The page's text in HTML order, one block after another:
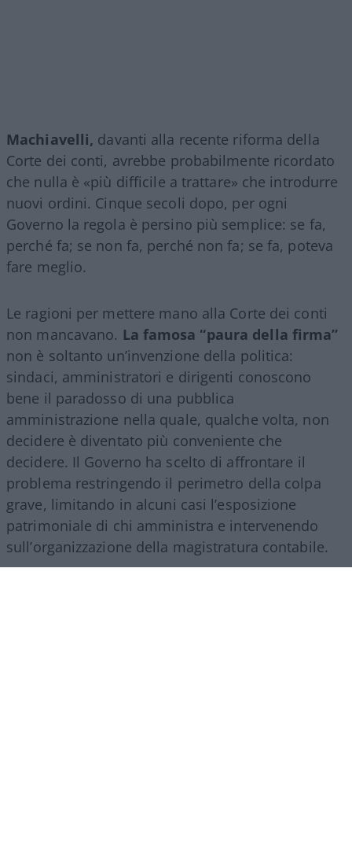
Machiavelli, davanti alla recente riforma della
Corte dei conti, avrebbe probabilmente ricordato
che nulla è «più difficile a trattare» che introdurre
nuovi ordini. Cinque secoli dopo, per ogni
Governo la regola è persino più semplice: se fa,
perché fa; se non fa, perché non fa; se fa, poteva
fare meglio.
Le ragioni per mettere mano alla Corte dei conti
non mancavano. La famosa “paura della firma”
non è soltanto un’invenzione della politica:
sindaci, amministratori e dirigenti conoscono
bene il paradosso di una pubblica
amministrazione nella quale, qualche volta, non
decidere è diventato più conveniente che
decidere. Il Governo ha scelto di affrontare il
problema restringendo il perimetro della colpa
grave, limitando in alcuni casi l’esposizione
patrimoniale di chi amministra e intervenendo
sull’organizzazione della magistratura contabile.